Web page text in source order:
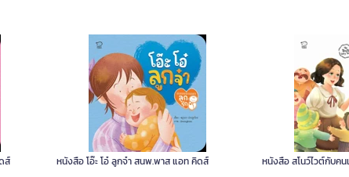
ส์ หนังสือ โอ๊ะ โอ๋ ลูกจ๋า สนพ.พาส แอท คิดส์ หนังสือ สโนว์ไวต์กับคน